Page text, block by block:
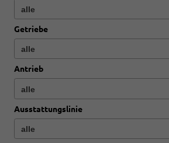
Getriebe
Antrieb
Ausstattungslinie